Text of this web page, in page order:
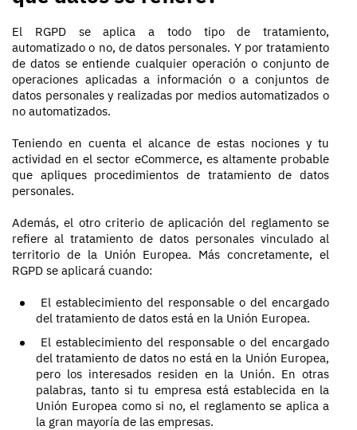
El RGPD se aplica a todo tipo de tratamiento,
automatizado o no, de datos personales. Y por tratamiento
de datos se entiende cualquier operación o conjunto de
operaciones aplicadas a información o a conjuntos de
datos personales y realizadas por medios automatizados o
no automatizados.
Teniendo en cuenta el alcance de estas nociones y tu
actividad en el sector eCommerce, es altamente probable
que apliques procedimientos de tratamiento de datos
personales.
Además, el otro criterio de aplicación del reglamento se
refiere al tratamiento de datos personales vinculado al
territorio de la Unión Europea. Más concretamente, el
RGPD se aplicará cuando:
El establecimiento del responsable o del encargado
del tratamiento de datos está en la Unión Europea.
El establecimiento del responsable o del encargado
del tratamiento de datos no está en la Unión Europea,
pero los interesados residen en la Unión. En otras
palabras, tanto si tu empresa está establecida en la
Unión Europea como si no, el reglamento se aplica a
la gran mayoría de las empresas.